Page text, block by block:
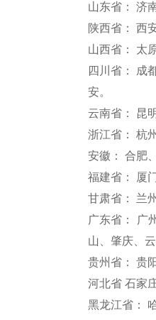
山东省： 济
陕西省： 西
山西省： 太
四川省： 成
安。
云南省： 昆
浙江省： 杭
安徽： 合肥
福建省： 厦
甘肃省： 兰
广东省： 广
山、肇庆、
贵州省： 贵
河北省 石家
黑龙江省：